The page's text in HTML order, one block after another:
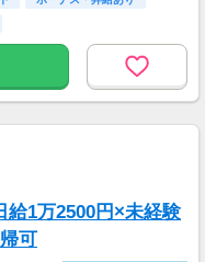
後に
給1万2500円×未経験
可